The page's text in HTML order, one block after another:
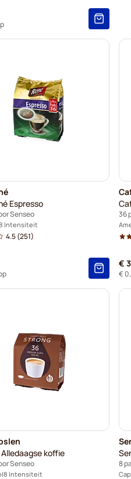
Espresso
Senseo
Intensiteit
4.5(251)
36
€
€
koffie
Senseo
8 Intensiteit
8